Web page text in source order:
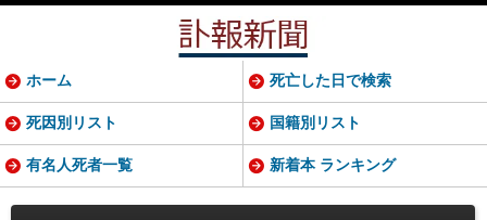
ホーム 死亡した日で検索
死因別リスト 国籍別リスト
有名人死者一覧 新着本 ランキング